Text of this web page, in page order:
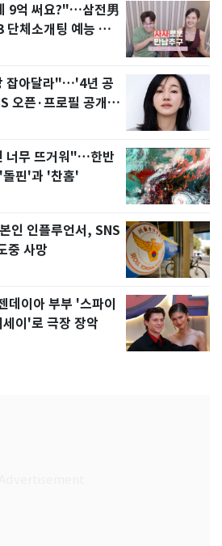
9억 써요?"…삼전男
체소개팅 예능 화
잡아달라"…'4년 공
오픈·프로필 공개
너무 뜨거워"…한반
돌핀'과 '찬홈'
인 인플루언서, SNS
중 사망
데이아 부부 '스파이
이'로 극장 장악